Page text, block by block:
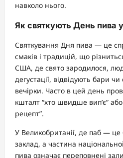
навколо нього.
Як святкують День пива у
Святкування Дня пива — це
смаків і традицій, що
США, де свято зародилося,
дегустації, відвідують бари
вечірки. Часто в цей день
кшталт “хто швидше вип’є”
рецепт”.
У Великобританії, де паб — це
заклад, а частина
пива означає переповнені